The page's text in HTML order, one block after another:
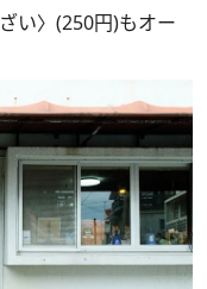
い〉(250円)もオー